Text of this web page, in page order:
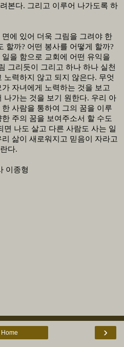
본다. 그리고 이루어 나가도록 하
에 있어 더욱 그림을 그려야 한
할까? 어떤 봉사를 어떻게 할까?
을 함으로 교회에 어떤 유익을
그리듯이 그리고 하나 하나 실천
노력하지 않고 되지 않은다. 무엇
가 자녀에게 노력하는 것을 보고
나가는 것을 보기 원한다. 우리 아
사람을 통하여 그의 꿈을 이루
주의 꿈을 보여주소서 할 수도
면 나도 살고 다른 사람도 사는 일
삶이 새로워지고 믿음이 자라고
다.
이종형
›
Home